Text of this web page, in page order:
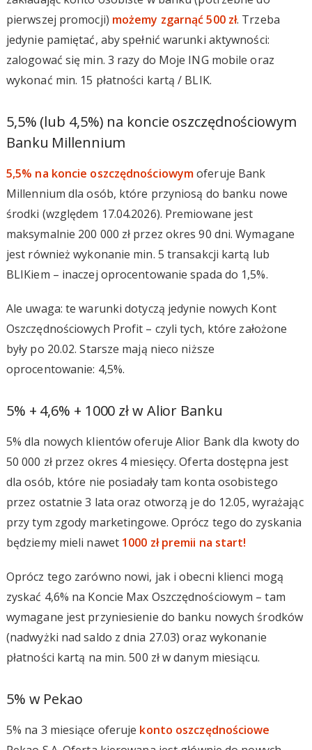
pierwszej promocji) możemy zgarnąć 500 zł. Trzeba
jedynie pamiętać, aby spełnić warunki aktywności:
zalogować się min. 3 razy do Moje ING mobile oraz
wykonać min. 15 płatności kartą / BLIK.
5,5% (lub 4,5%) na koncie oszczędnościowym
Banku Millennium
5,5% na koncie oszczędnościowymoferuje Bank
Millennium dla osób, które przyniosą do banku nowe
środki (względem 17.04.2026). Premiowane jest
maksymalnie 200 000 zł przez okres 90 dni. Wymagane
jest również wykonanie min. 5 transakcji kartą lub
BLIKiem – inaczej oprocentowanie spada do 1,5%.
Ale uwaga: te warunki dotyczą jedynie nowych Kont
Oszczędnościowych Profit – czyli tych, które założone
były po 20.02. Starsze mają nieco niższe
oprocentowanie: 4,5%.
5% + 4,6% + 1000 zł w Alior Banku
5% dla nowych klientów oferuje Alior Bank dla kwoty do
50 000 zł przez okres 4 miesięcy. Oferta dostępna jest
dla osób, które nie posiadały tam konta osobistego
przez ostatnie 3 lata oraz otworzą je do 12.05, wyrażając
przy tym zgody marketingowe. Oprócz tego do zyskania
będziemy mieli nawet 1000 zł premii na start!
Oprócz tego zarówno nowi, jak i obecni klienci mogą
zyskać 4,6% na Koncie Max Oszczędnościowym – tam
wymagane jest przyniesienie do banku nowych środków
(nadwyżki nad saldo z dnia 27.03) oraz wykonanie
płatności kartą na min. 500 zł w danym miesiącu.
5% w Pekao
5% na 3 miesiące oferuje konto oszczędnościowe